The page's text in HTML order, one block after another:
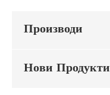
Производи
Нови Продукти